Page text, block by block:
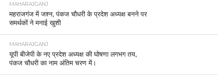
MAHARAJGANJ
महराजगंज में जश्न, पंकज चौधरी के प्रदेश अध्यक्ष बनने पर
समर्थकों ने मनाई खुशी
MAHARAJGANJ
यूपी बीजेपी के नए प्रदेश अध्यक्ष की घोषणा लगभग तय,
पंकज चौधरी का नाम अंतिम चरण में।